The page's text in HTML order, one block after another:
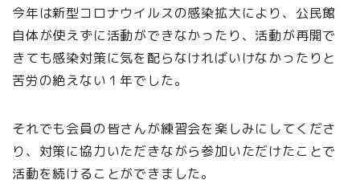
今年は新型コロナウイルスの感染拡大により、公民館
自体が使えずに活動ができなかったり、活動が再開で
きても感染対策に気を配らなければいけなかったりと
苦労の絶えない１年でした。
それでも会員の皆さんが練習会を楽しみにしてくださ
り、対策に協力いただきながら参加いただけたことで
活動を続けることができました。